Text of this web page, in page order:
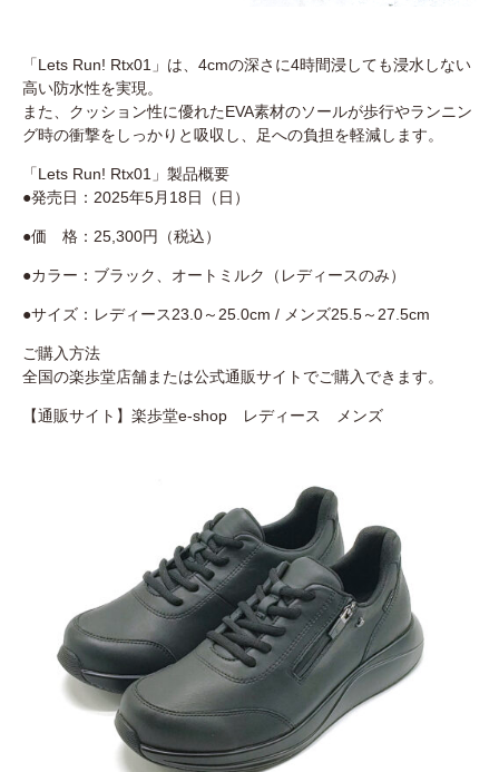
「Lets Run! Rtx01」は、4cmの深さに4時間浸しても浸水しない
高い防水性を実現。
また、クッション性に優れたEVA素材のソールが歩行やランニン
グ時の衝撃をしっかりと吸収し、足への負担を軽減します。
「Lets Run! Rtx01」製品概要
●発売日：2025年5月18日（日）
●価 格：25,300円（税込）
●カラー：ブラック、オートミルク（レディースのみ）
●サイズ：レディース23.0～25.0cm / メンズ25.5～27.5cm
ご購入方法
全国の楽歩堂店舗または公式通販サイトでご購入できます。
【通販サイト】楽歩堂e-shop レディース メンズ